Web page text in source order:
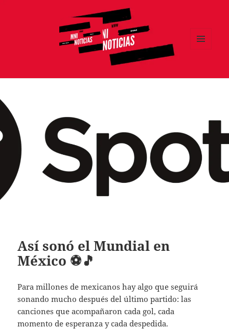
Así sonó el Mundial en
México ⚽🎵
Para millones de mexicanos hay algo que seguirá
sonando mucho después del último partido: las
canciones que acompañaron cada gol, cada
momento de esperanza y cada despedida.